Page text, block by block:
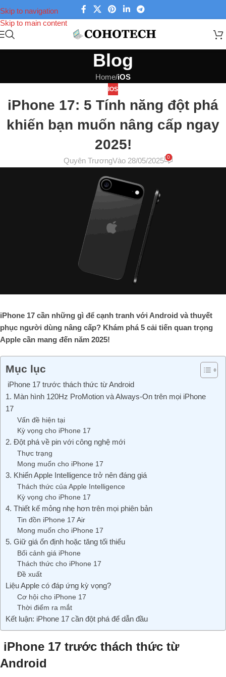
Skip to navigation
Skip to main content
Blog
Home/iOS
IOS
iPhone 17: 5 Tính năng đột phá
khiến bạn muốn nâng cấp ngay
2025!
Quyên TrươngVào 28/05/2025 0
iPhone 17 cần những gì để cạnh tranh với Android và thuyết
phục người dùng nâng cấp? Khám phá 5 cải tiến quan trọng
Apple cần mang đến năm 2025!
Mục lục
iPhone 17 trước thách thức từ Android
1. Màn hình 120Hz ProMotion và Always-On trên mọi iPhone
17
Vấn đề hiện tại
Kỳ vọng cho iPhone 17
2. Đột phá về pin với công nghệ mới
Thực trạng
Mong muốn cho iPhone 17
3. Khiến Apple Intelligence trở nên đáng giá
Thách thức của Apple Intelligence
Kỳ vọng cho iPhone 17
4. Thiết kế mỏng nhẹ hơn trên mọi phiên bản
Tin đồn iPhone 17 Air
Mong muốn cho iPhone 17
5. Giữ giá ổn định hoặc tăng tối thiểu
Bối cảnh giá iPhone
Thách thức cho iPhone 17
Đề xuất
Liệu Apple có đáp ứng kỳ vọng?
Cơ hội cho iPhone 17
Thời điểm ra mắt
Kết luận: iPhone 17 cần đột phá để dẫn đầu
iPhone 17 trước thách thức từ
Android